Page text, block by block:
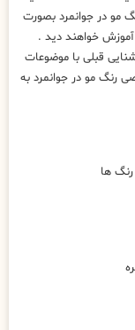
مو در جوانمرد بصورت
خواهند دید .
قبلی با موضوعات
رنگ مو در جوانمرد به
ها